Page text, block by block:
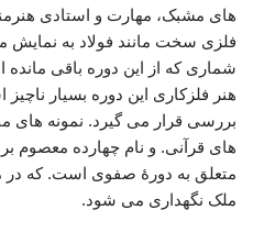
های مشبک، مهارت و استادی
فلزی سخت مانند فولاد به نمایش
شماری که از این دوره باقی
هنر فلزکاری این دوره بسیار
بررسی قرار می گیرد. نمونه های
های قرآنی. و نام چهارده معصوم
متعلق به دورۀ صفوی است. که در
ملک نگهداری می شود.